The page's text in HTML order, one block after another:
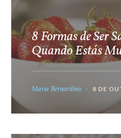
8 Formas de Ser
Quando Estás
Maria Bernardino 8 DE